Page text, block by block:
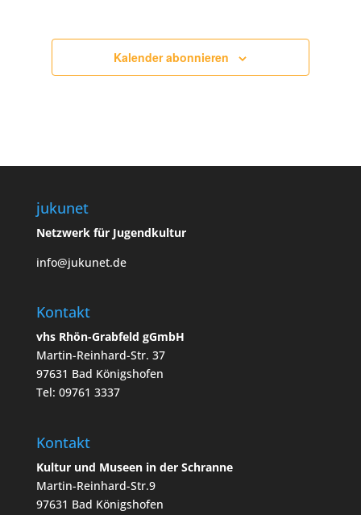
Kalender abonnieren
jukunet
Netzwerk für Jugendkultur
info@jukunet.de
Kontakt
vhs Rhön-Grabfeld gGmbH
Martin-Reinhard-Str. 37
97631 Bad Königshofen
Tel: 09761 3337
Kontakt
Kultur und Museen in der Schranne
Martin-Reinhard-Str.9
97631 Bad Königshofen